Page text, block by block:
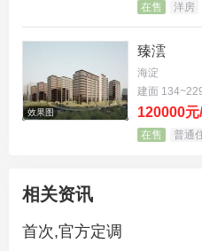
媒体不得发布不实信息、
在售 洋房
效果图
臻澐
海淀
建面
120000元
在售 普通
相关资讯
首次,官方定调